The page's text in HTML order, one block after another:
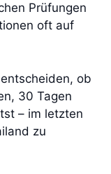
Prüfungen
oft auf
ob
30 Tagen
– im letzten
zu